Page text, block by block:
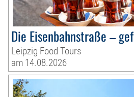
Die Eisenbahnstraße –
Leipzig Food Tours
am 14.08.2026